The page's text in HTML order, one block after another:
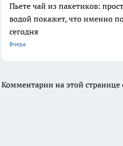
Пьете чай из пакетиков:
водой покажет, что именно
сегодня
Вчера
Комментарии на этой